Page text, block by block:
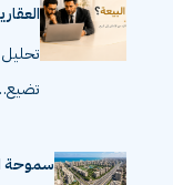
سموحة الإسكندرية